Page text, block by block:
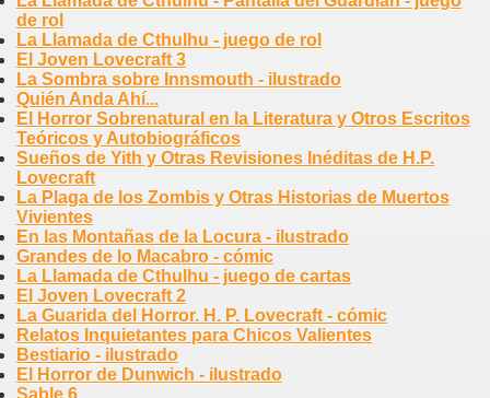
de rol
La Llamada de Cthulhu - juego de rol
El Joven Lovecraft 3
La Sombra sobre Innsmouth - ilustrado
Quién Anda Ahí...
El Horror Sobrenatural en la Literatura y Otros Escritos
Teóricos y Autobiográficos
Sueños de Yith y Otras Revisiones Inéditas de H.P.
Lovecraft
La Plaga de los Zombis y Otras Historias de Muertos
Vivientes
En las Montañas de la Locura - ilustrado
Grandes de lo Macabro - cómic
La Llamada de Cthulhu - juego de cartas
El Joven Lovecraft 2
La Guarida del Horror. H. P. Lovecraft - cómic
Relatos Inquietantes para Chicos Valientes
Bestiario - ilustrado
El Horror de Dunwich - ilustrado
Sable 6